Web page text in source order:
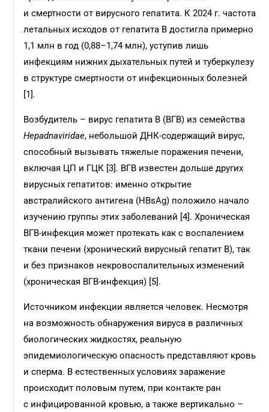
и смертности от вирусного гепатита. К 2024 г. частота
летальных исходов от гепатита В достигла примерно
1,1 млн в год (0,88–1,74 млн), уступив лишь
инфекциям нижних дыхательных путей и туберкулезу
в структуре смертности от инфекционных болезней
[1].
Возбудитель – вирус гепатита B (ВГВ) из семейства
Hepadnaviridae, небольшой ДНК-содержащий вирус,
способный вызывать тяжелые поражения печени,
включая ЦП и ГЦК [3]. ВГВ известен дольше других
вирусных гепатитов: именно открытие
австралийского антигена (HBsAg) положило начало
изучению группы этих заболеваний [4]. Хроническая
ВГВ-инфекция может протекать как с воспалением
ткани печени (хронический вирусный гепатит В), так
и без признаков некровоспалительных изменений
(хроническая ВГВ-инфекция) [5].
Источником инфекции является человек. Несмотря
на возможность обнаружения вируса в различных
биологических жидкостях, реальную
эпидемиологическую опасность представляют кровь
и сперма. В естественных условиях заражение
происходит половым путем, при контакте ран
с инфицированной кровью, а также вертикально –